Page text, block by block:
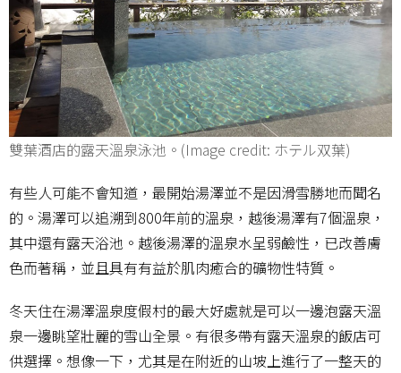
雙葉酒店的露天溫泉泳池。(Image credit: ホテル双葉)
有些人可能不會知道，最開始湯澤並不是因滑雪勝地而聞名
的。湯澤可以追溯到800年前的溫泉，越後湯澤有7個溫泉，
其中還有露天浴池。越後湯澤的溫泉水呈弱鹼性，已改善膚
色而著稱，並且具有有益於肌肉癒合的礦物性特質。
冬天住在湯澤溫泉度假村的最大好處就是可以一邊泡露天溫
泉一邊眺望壯麗的雪山全景。有很多帶有露天溫泉的飯店可
供選擇。想像一下，尤其是在附近的山坡上進行了一整天的